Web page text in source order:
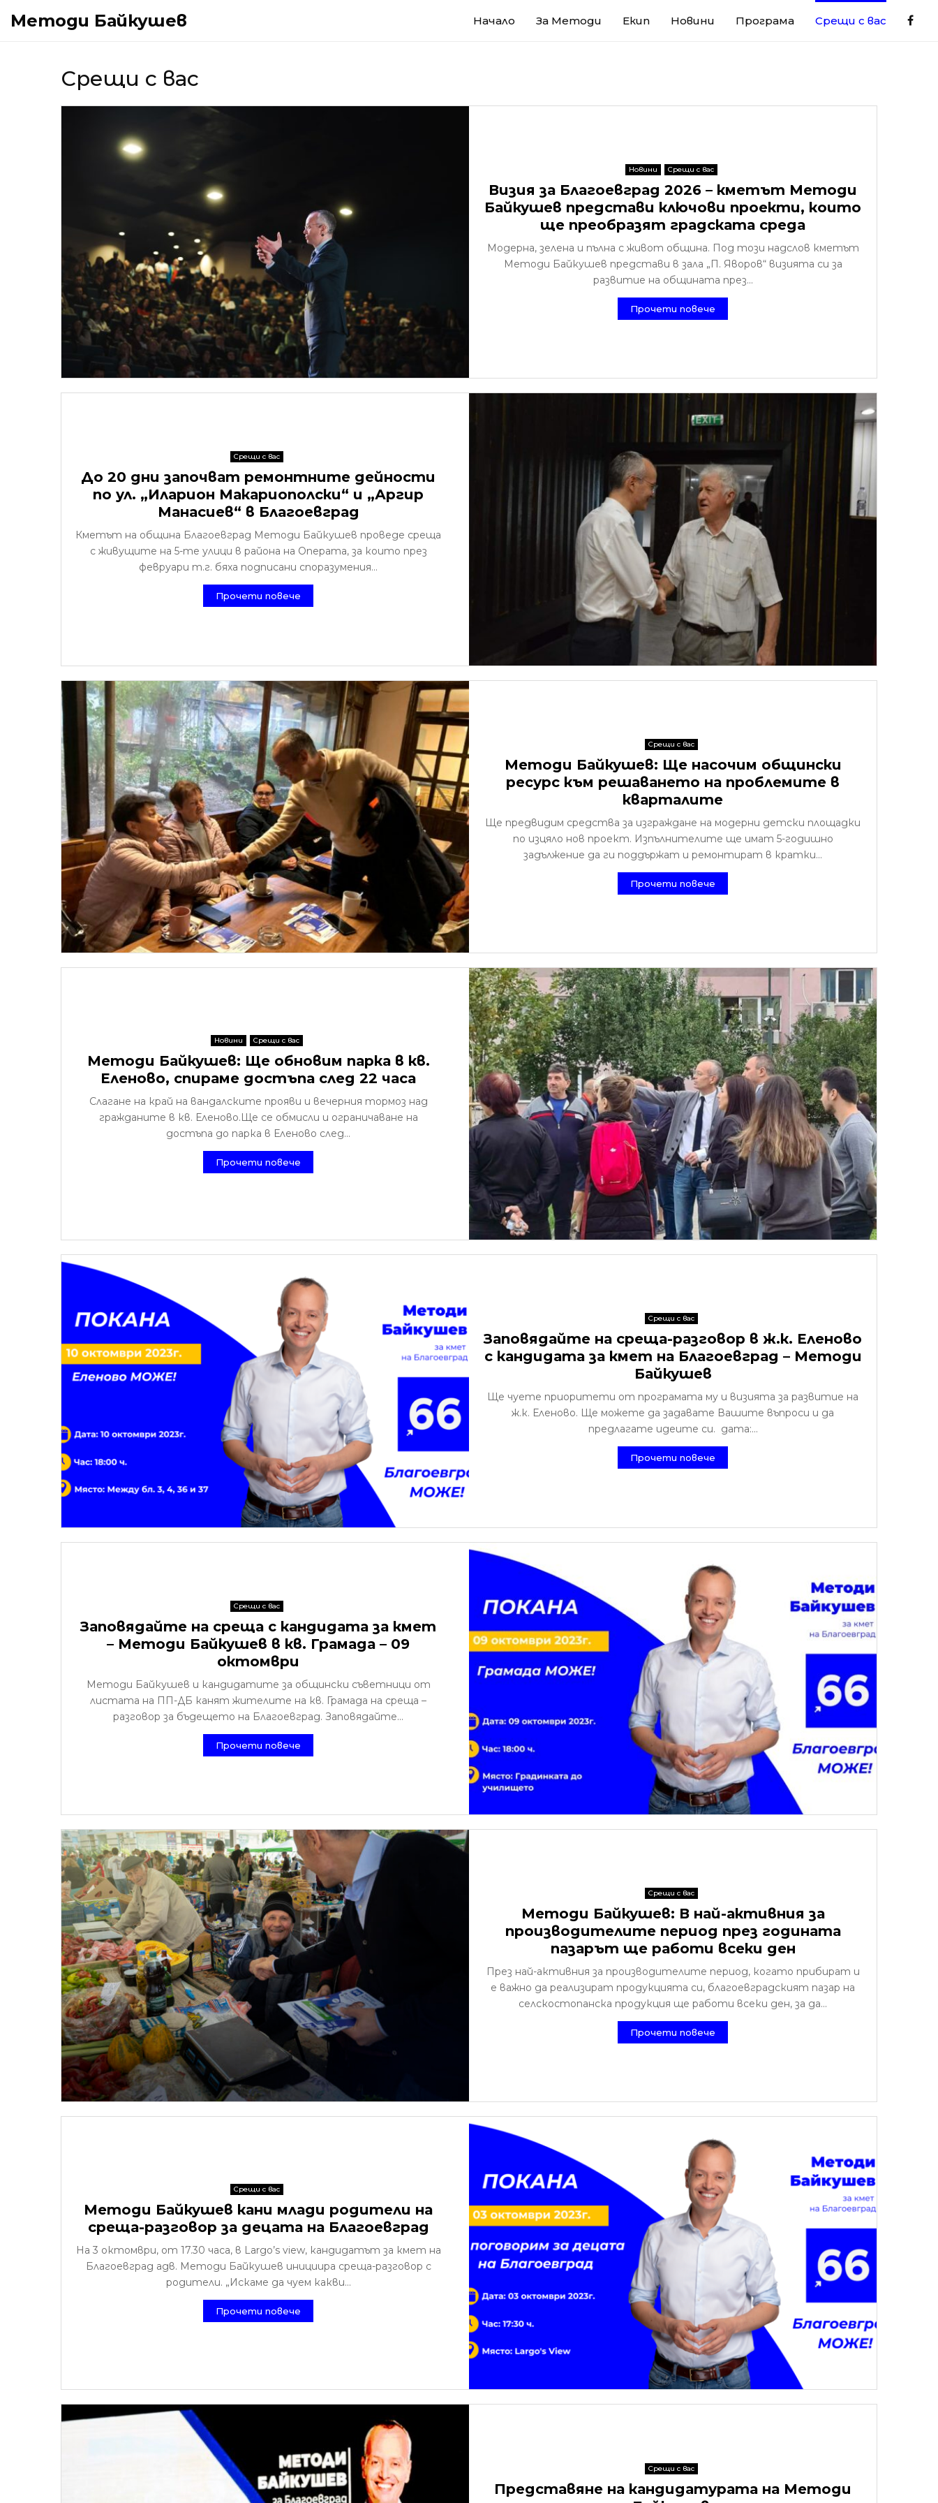
Методи Байкушев Начало За Методи Екип Новини Програма Срещи с вас
Срещи с вас
Новини Срещи с вас
Визия за Благоевград 2026 – кметът Методи
Байкушев представи ключови проекти, които
ще преобразят градската среда
Модерна, зелена и пълна с живот община. Под този надслов кметът
Методи Байкушев представи в зала „П. Яворов“ визията си за
развитие на общината през...
Прочети повече
Срещи с вас
До 20 дни започват ремонтните дейности
по ул. „Иларион Макариополски“ и „Аргир
Манасиев“ в Благоевград
Кметът на община Благоевград Методи Байкушев проведе среща
с живущите на 5-те улици в района на Операта, за които през
февруари т.г. бяха подписани споразумения...
Прочети повече
Срещи с вас
Методи Байкушев: Ще насочим общински
ресурс към решаването на проблемите в
кварталите
Ще предвидим средства за изграждане на модерни детски площадки
по изцяло нов проект. Изпълнителите ще имат 5-годишно
задължение да ги поддържат и ремонтират в кратки...
Прочети повече
Новини Срещи с вас
Методи Байкушев: Ще обновим парка в кв.
Еленово, спираме достъпа след 22 часа
Слагане на край на вандалските прояви и вечерния тормоз над
гражданите в кв. Еленово.Ще се обмисли и ограничаване на
достъпа до парка в Еленово след...
Прочети повече
Срещи с вас
Заповядайте на среща-разговор в ж.к. Еленово
с кандидата за кмет на Благоевград – Методи
Байкушев
Ще чуете приоритети от програмата му и визията за развитие на
ж.к. Еленово. Ще можете да задавате Вашите въпроси и да
предлагате идеите си. дата:...
Прочети повече
Срещи с вас
Заповядайте на среща с кандидата за кмет
– Методи Байкушев в кв. Грамада – 09
октомври
Методи Байкушев и кандидатите за общински съветници от
листата на ПП-ДБ канят жителите на кв. Грамада на среща –
разговор за бъдещето на Благоевград. Заповядайте...
Прочети повече
Срещи с вас
Методи Байкушев: В най-активния за
производителите период през годината
пазарът ще работи всеки ден
През най-активния за производителите период, когато прибират и
е важно да реализират продукцията си, благоевградският пазар на
селскостопанска продукция ще работи всеки ден, за да...
Прочети повече
Срещи с вас
Методи Байкушев кани млади родители на
среща-разговор за децата на Благоевград
На 3 октомври, от 17.30 часа, в Largo’s view, кандидатът за кмет на
Благоевград адв. Методи Байкушев инициира среща-разговор с
родители. „Искаме да чуем какви...
Прочети повече
Срещи с вас
Представяне на кандидатурата на Методи